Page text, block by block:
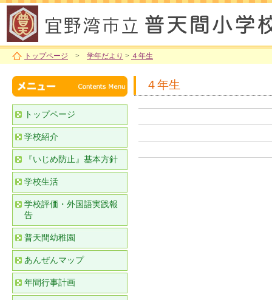
トップページ > 学年だより > ４年生
４年生
トップページ
学校紹介
『いじめ防止』基本方針
学校生活
学校評価・外国語実践報
告
普天間幼稚園
あんぜんマップ
年間行事計画